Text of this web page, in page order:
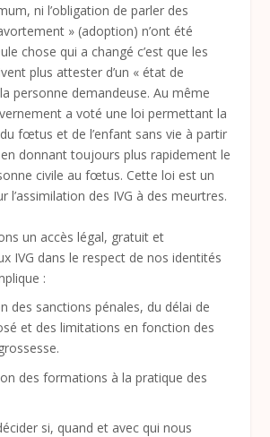
ni l’obligation de parler des
» (adoption) n’ont été
chose qui a changé c’est que les
plus attester d’un « état de
personne demandeuse. Au même
a voté une loi permettant la
fœtus et de l’enfant sans vie à partir
donnant toujours plus rapidement le
civile au fœtus. Cette loi est un
l’assimilation des IVG à des meurtres.
un accès légal, gratuit et
IVG dans le respect de nos identités
:
des sanctions pénales, du délai de
et des limitations en fonction des
des formations à la pratique des
si, quand et avec qui nous